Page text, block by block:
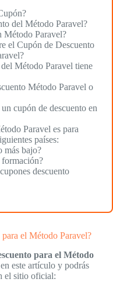
del Método Paravel?
Método Paravel?
el Cupón de Descuento
Método Paravel tiene
Método Paravel o
cupón de descuento en
Paravel es para
países:
más bajo?
formación?
descuento
el Método Paravel?
para el Método
este artículo y podrás
el sitio oficial: